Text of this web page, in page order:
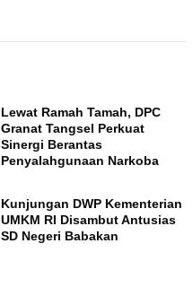
Lewat Ramah Tamah, DPC
Granat Tangsel Perkuat
Sinergi Berantas
Penyalahgunaan Narkoba
Kunjungan DWP Kementerian
UMKM RI Disambut Antusias
SD Negeri Babakan